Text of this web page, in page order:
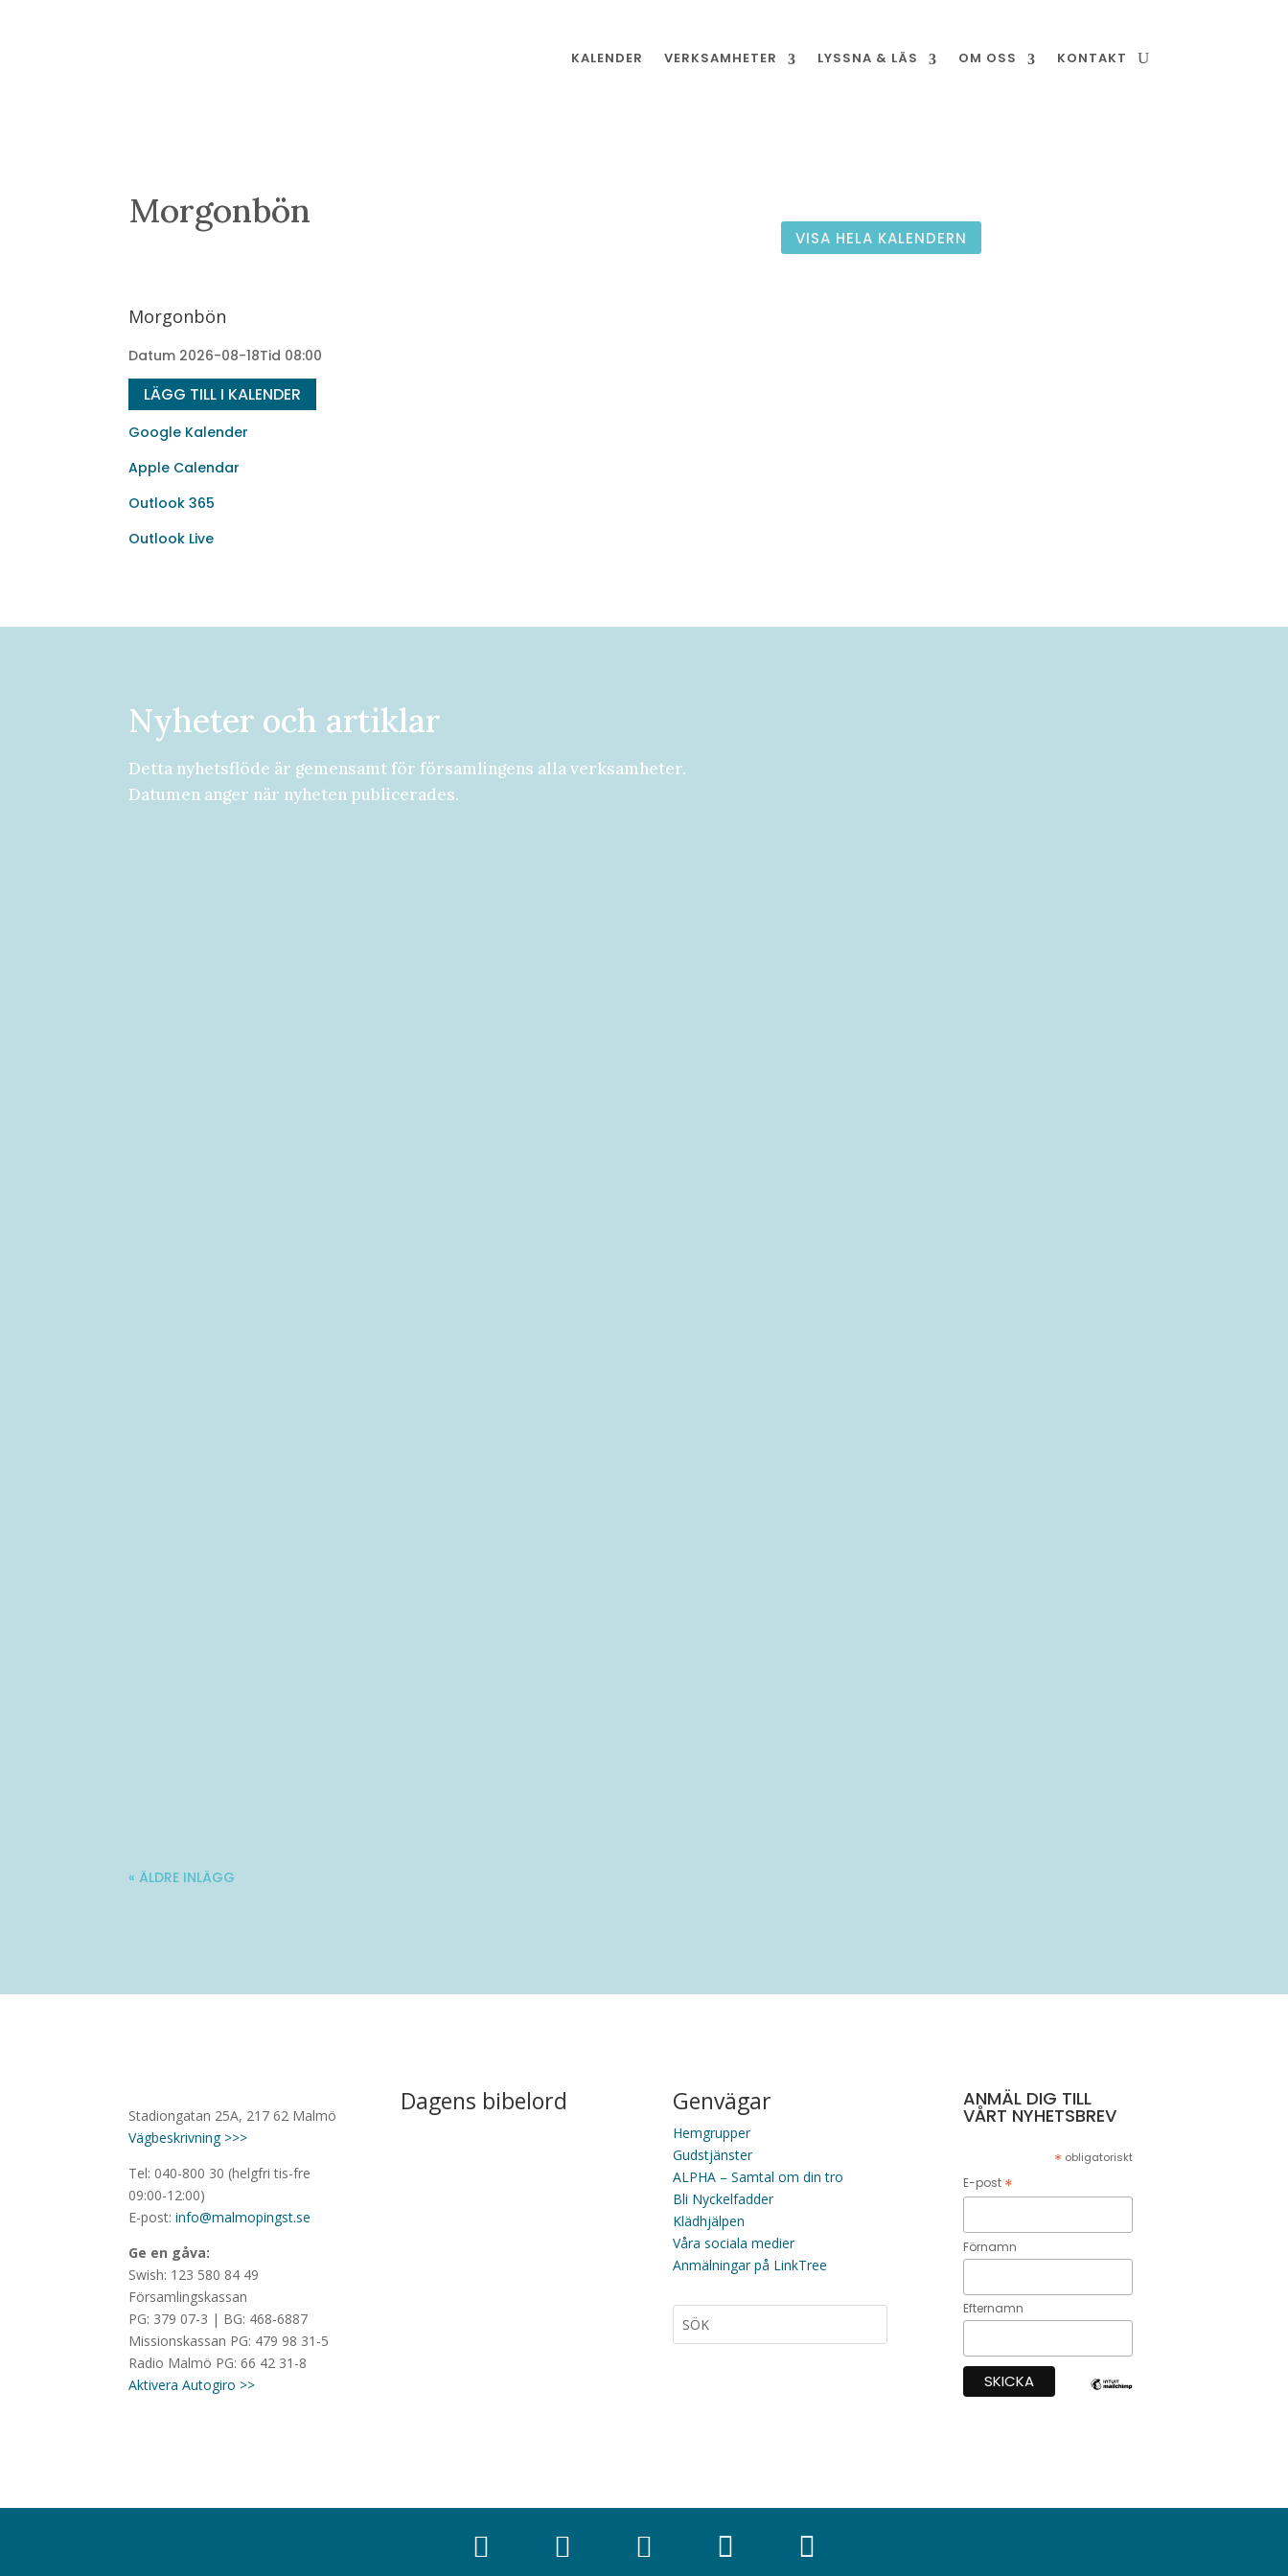
KALENDER VERKSAMHETER LYSSNA & LÄS OM OSS KONTAKT
Morgonbön
Morgonbön
Datum 2026-08-18Tid 08:00
LÄGG TILL I KALENDER
Google Kalender
Apple Calendar
Outlook 365
Outlook Live
VISA HELA KALENDERN
Nyheter och artiklar
Detta nyhetsflöde är gemensamt för församlingens alla verksamheter.
Datumen anger när nyheten publicerades.
« ÄLDRE INLÄGG
Stadiongatan 25A, 217 62 Malmö
Vägbeskrivning >>>
Tel: 040-800 30 (helgfri tis-fre
09:00-12:00)
E-post:info@malmopingst.se
Ge en gåva:
Swish: 123 580 84 49
Församlingskassan
PG: 379 07-3 | BG: 468-6887
Missionskassan PG: 479 98 31-5
Radio Malmö PG: 66 42 31-8
Aktivera Autogiro >>
Dagens bibelord Genvägar
Hemgrupper
Gudstjänster
ALPHA – Samtal om din tro
Bli Nyckelfadder
Klädhjälpen
Våra sociala medier
Anmälningar på LinkTree
ANMÄL DIG TILL
VÅRT NYHETSBREV
* obligatoriskt
E-post *
Förnamn
Efternamn
    